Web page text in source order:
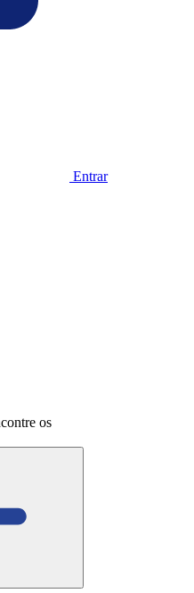
Entrar
os